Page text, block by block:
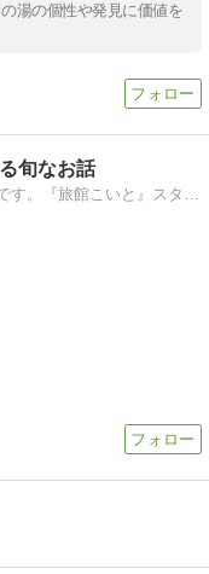
湯の個性や発見に価値を
旬なお話
スタッフが贈るほっこり楽しいブログです。『旅館こいと』スタッフの日記やお客様に旬な情報をお伝えします。 裏話もあるかも！